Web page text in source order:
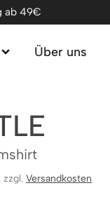
ab 49€
Über uns
zzgl. Versandkosten